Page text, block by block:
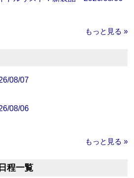
もっと見る »
08/07
08/06
もっと見る »
程一覧